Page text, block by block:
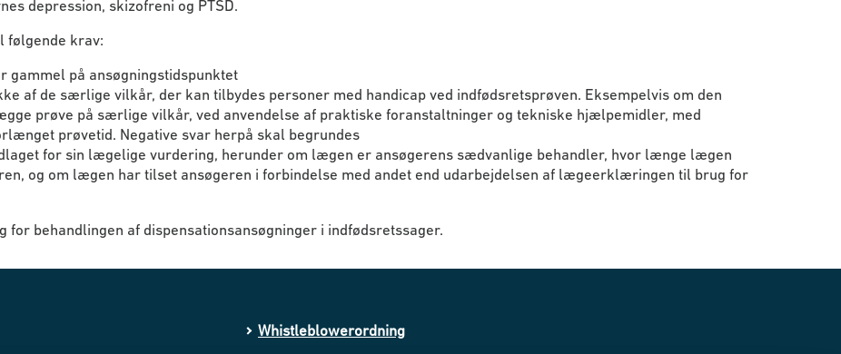
depression, skizofreni og PTSD.
krav:
på ansøgningstidspunktet
af de særlige vilkår, der kan tilbydes personer med handicap ved indfødsretsprøven. Eksempelvis om den
prøve på særlige vilkår, ved anvendelse af praktiske foranstaltninger og tekniske hjælpemidler, med
prøvetid. Negative svar herpå skal begrundes
for sin lægelige vurdering, herunder om lægen er ansøgerens sædvanlige behandler, hvor længe lægen
og om lægen har tilset ansøgeren i forbindelse med andet end udarbejdelsen af lægeerklæringen til brug for
behandlingen af dispensationsansøgninger i indfødsretssager.
Whistleblowerordning